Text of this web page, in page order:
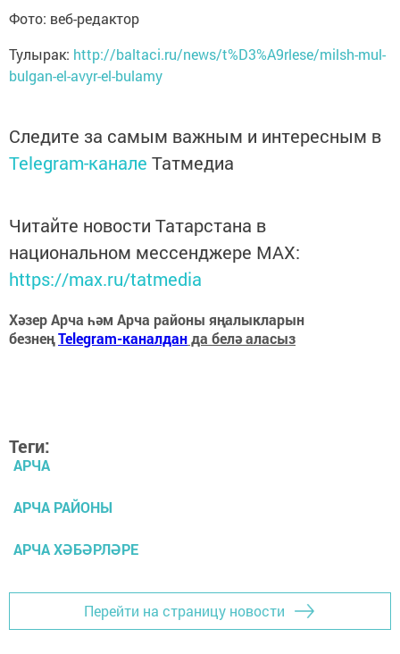
Фото: веб-редактор
Тулырак: http://baltaci.ru/news/t%D3%A9rlese/milsh-mul-
bulgan-el-avyr-el-bulamy
Следите за самым важным и интересным в
Telegram-канале Татмедиа
Читайте новости Татарстана в
национальном мессенджере MАХ:
https://max.ru/tatmedia
Хәзер Арча һәм Арча районы яңалыкларын
безнеңTelegram-каналданда белә аласыз
Теги:
АРЧА
АРЧА РАЙОНЫ
АРЧА ХӘБӘРЛӘРЕ
Перейти на страницу новости